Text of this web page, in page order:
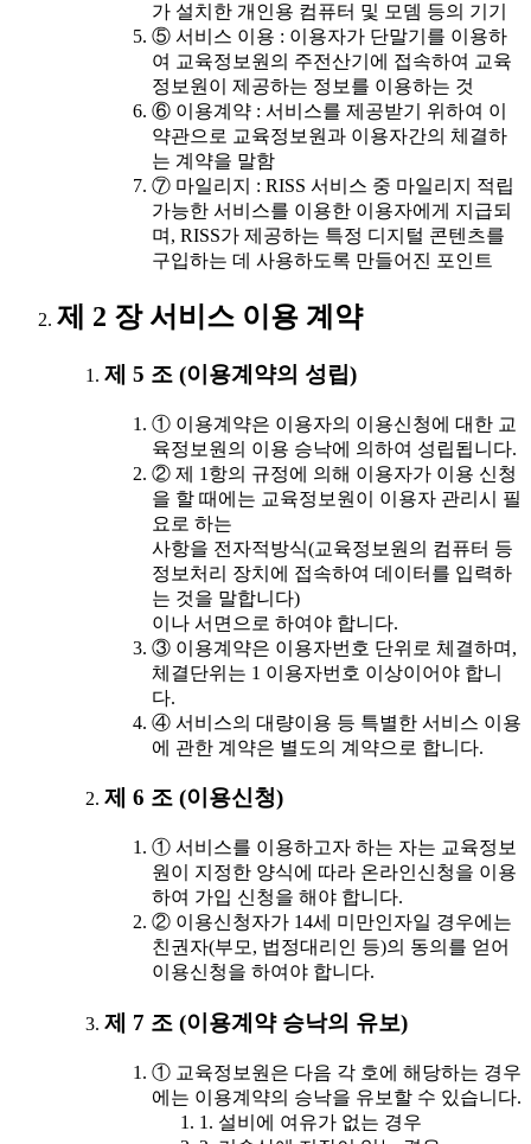
가 설치한 개인용 컴퓨터 및 모뎀 등의 기기
⑤ 서비스 이용 : 이용자가 단말기를 이용하
여 교육정보원의 주전산기에 접속하여 교육
정보원이 제공하는 정보를 이용하는 것
⑥ 이용계약 : 서비스를 제공받기 위하여 이
약관으로 교육정보원과 이용자간의 체결하
는 계약을 말함
⑦ 마일리지 : RISS 서비스 중 마일리지 적립
가능한 서비스를 이용한 이용자에게 지급되
며, RISS가 제공하는 특정 디지털 콘텐츠를
구입하는 데 사용하도록 만들어진 포인트
제 2 장 서비스 이용 계약
제 5 조 (이용계약의 성립)
① 이용계약은 이용자의 이용신청에 대한 교
육정보원의 이용 승낙에 의하여 성립됩니다.
② 제 1항의 규정에 의해 이용자가 이용 신청
을 할 때에는 교육정보원이 이용자 관리시 필
요로 하는
사항을 전자적방식(교육정보원의 컴퓨터 등
정보처리 장치에 접속하여 데이터를 입력하
는 것을 말합니다)
이나 서면으로 하여야 합니다.
③ 이용계약은 이용자번호 단위로 체결하며,
체결단위는 1 이용자번호 이상이어야 합니
다.
④ 서비스의 대량이용 등 특별한 서비스 이용
에 관한 계약은 별도의 계약으로 합니다.
제 6 조 (이용신청)
① 서비스를 이용하고자 하는 자는 교육정보
원이 지정한 양식에 따라 온라인신청을 이용
하여 가입 신청을 해야 합니다.
② 이용신청자가 14세 미만인자일 경우에는
친권자(부모, 법정대리인 등)의 동의를 얻어
이용신청을 하여야 합니다.
제 7 조 (이용계약 승낙의 유보)
① 교육정보원은 다음 각 호에 해당하는 경우
에는 이용계약의 승낙을 유보할 수 있습니다.
1. 설비에 여유가 없는 경우